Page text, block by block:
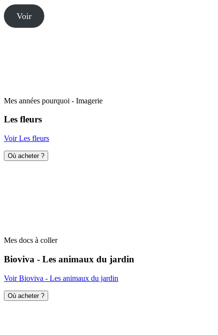
Voir
Mes années pourquoi - Imagerie
Les fleurs
Voir Les fleurs
Où acheter ?
Mes docs à coller
Bioviva - Les animaux du jardin
Voir Bioviva - Les animaux du jardin
Où acheter ?